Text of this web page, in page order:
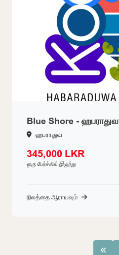
Blue Shore - ஹபராதுவ
ஹபராதுவ
345,000 LKR
ஒரு பேர்ச்சில் இருந்து
நிலத்தை ஆராயவும்